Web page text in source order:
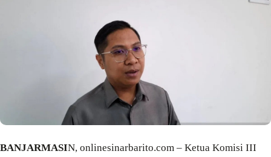
BANJARMASIN, onlinesinarbarito.com – Ketua Komisi III